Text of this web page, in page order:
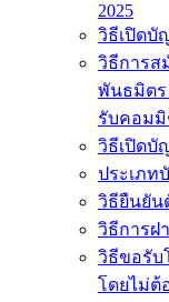
2025
วิธีเปิดบั
วิธีการส
พันธมิตร
รับคอมมิ
วิธีเปิดบั
ประเภท
วิธียืนยัน
วิธีการฝ
วิธีขอรับ
โดยไม่ต้